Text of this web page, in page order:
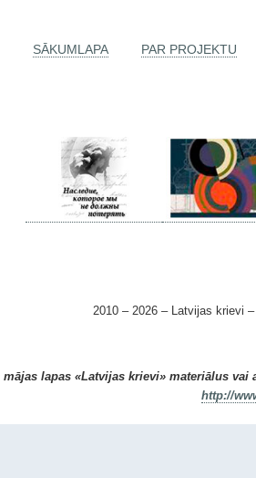
SĀKUMLAPA PAR PROJEKTU
2010 – 2026 – Latvijas krievi –
lapas «Latvijas krievi» materiālus
http://